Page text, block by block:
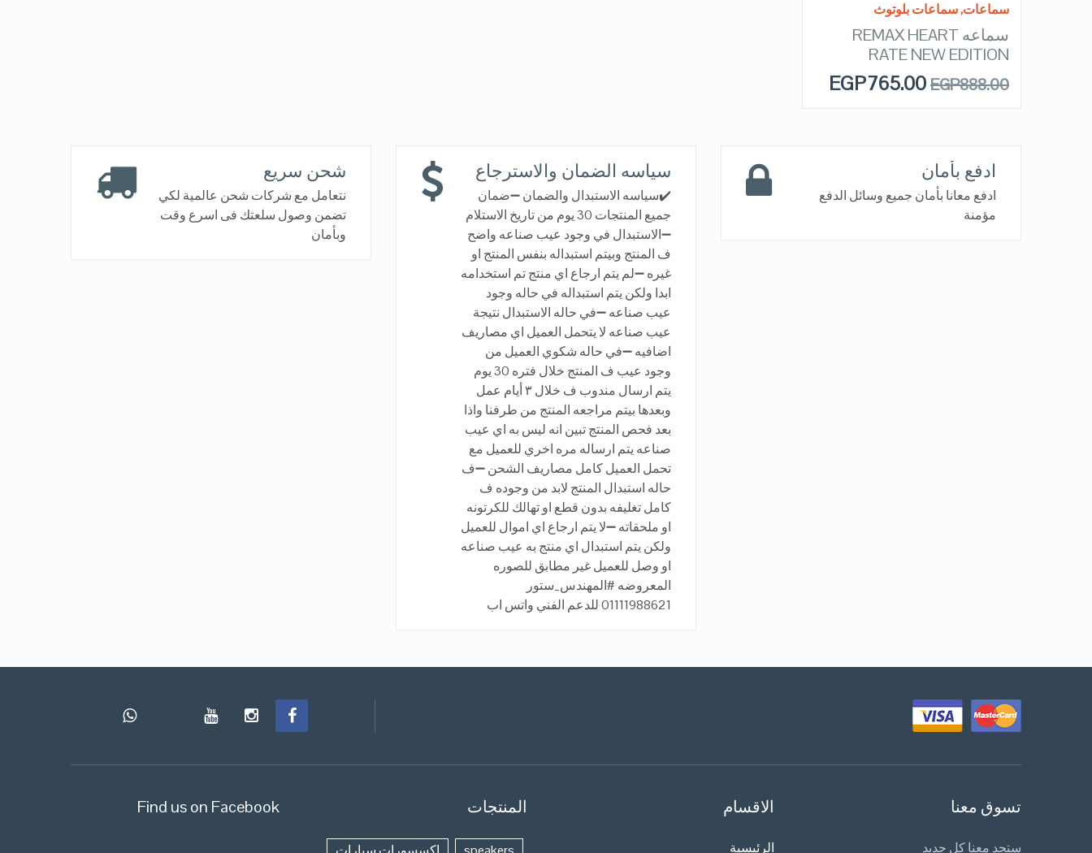
OUT OF
STOCK
QUICK LOOK
سماعات,سماعات بلوتوث
سماعه REMAX HEART
RATE NEW EDITION
EGP888.00
EGP765.00
ادفع بأمان
ادفع معانا بأمان جميع وسائل الدفع
مؤمنة
سياسه الضمان والاسترجاع
✔️سياسه الاستبدال والضمان ➖ضمان
جميع المنتجات 30 يوم من تاريخ الاستلام
➖الاستبدال في وجود عيب صناعه واضح
ف المنتج وبيتم استبداله بنفس المنتج او
غيره ➖لم يتم ارجاع اي منتج تم استخدامه
ابدا ولكن يتم استبداله في حاله وجود
عيب صناعه ➖في حاله الاستبدال نتيجة
عيب صناعه لا يتحمل العميل اي مصاريف
اضافيه ➖في حاله شكوي العميل من
وجود عيب ف المنتج خلال فتره 30 يوم
يتم ارسال مندوب ف خلال ٣ أيام عمل
وبعدها بيتم مراجعه المنتج من طرفنا واذا
بعد فحص المنتج تبين انه ليس به اي عيب
صناعه يتم ارساله مره اخري للعميل مع
تحمل العميل كامل مصاريف الشحن ➖ف
حاله استبدال المنتج لابد من وجوده ف
كامل تغليفه بدون قطع او تهالك للكرتونه
او ملحقاته ➖لا يتم ارجاع اي اموال للعميل
ولكن يتم استبدال اي منتج به عيب صناعه
او وصل للعميل غير مطابق للصوره
المعروضه #المهندس_ستور
01111988621 للدعم الفني واتس اب
شحن سريع
نتعامل مع شركات شحن عالمية لكي
تضمن وصول سلعتك فى اسرع وقت
وبأمان
تسوق معنا
ستجد معنا كل جديد
الاقسام
الرئيسية
المنتجات Find us on Facebook